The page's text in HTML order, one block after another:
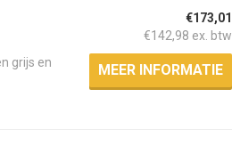
grijs en
€173,01
€142,98 ex. btw
MEER INFORMATIE